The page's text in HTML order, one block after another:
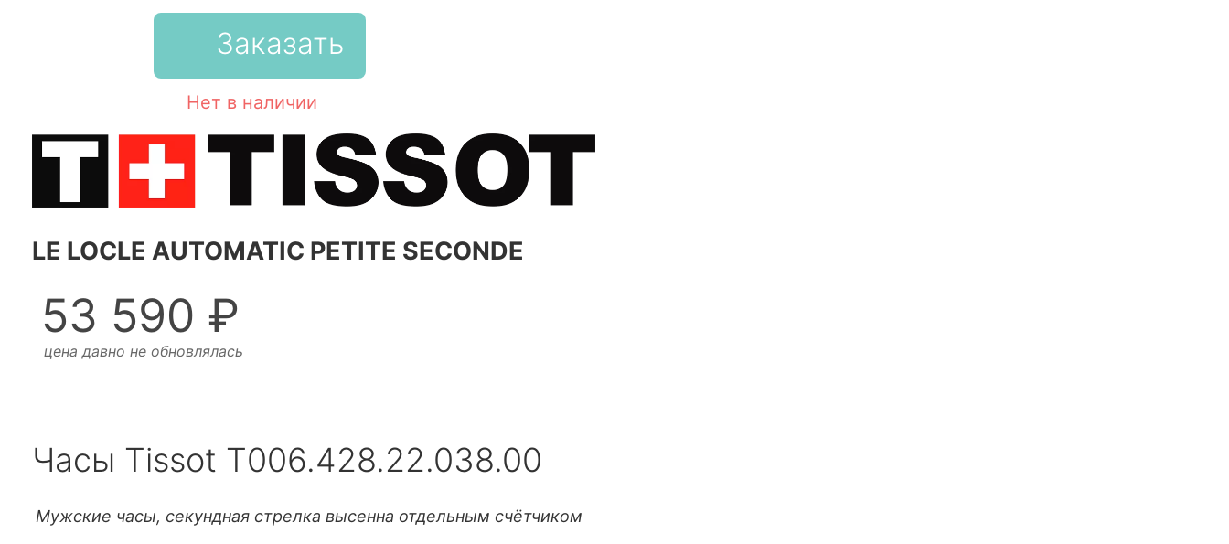
Заказать
Нет в наличии
LE LOCLE AUTOMATIC PETITE SECONDE
53 590 ₽
цена давно не обновлялась
Часы Tissot T006.428.22.038.00
Мужские часы, секундная стрелка высенна отдельным счётчиком